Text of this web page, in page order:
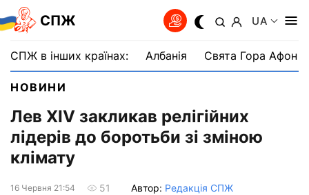
СПЖ UA
СПЖ в інших країнах: Албанія Свята Гора Афон
НОВИНИ
Лев XIV закликав релігійних
лідерів до боротьби зі зміною
клімату
16 Червня 21:54 51 Автор: Редакція СПЖ